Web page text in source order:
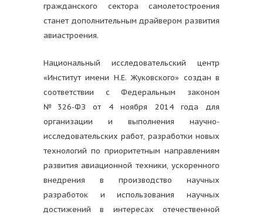
гражданского сектора самолетостроения
станет дополнительным драйвером развития
авиастроения.
Национальный исследовательский центр
«Институт имени Н.Е. Жуковского» создан в
соответствии с Федеральным законом
№326-ФЗ от 4 ноября 2014 года для
организации и выполнения научно-
исследовательских работ, разработки новых
технологий по приоритетным направлениям
развития авиационной техники, ускоренного
внедрения в производство научных
разработок и использования научных
достижений в интересах отечественной